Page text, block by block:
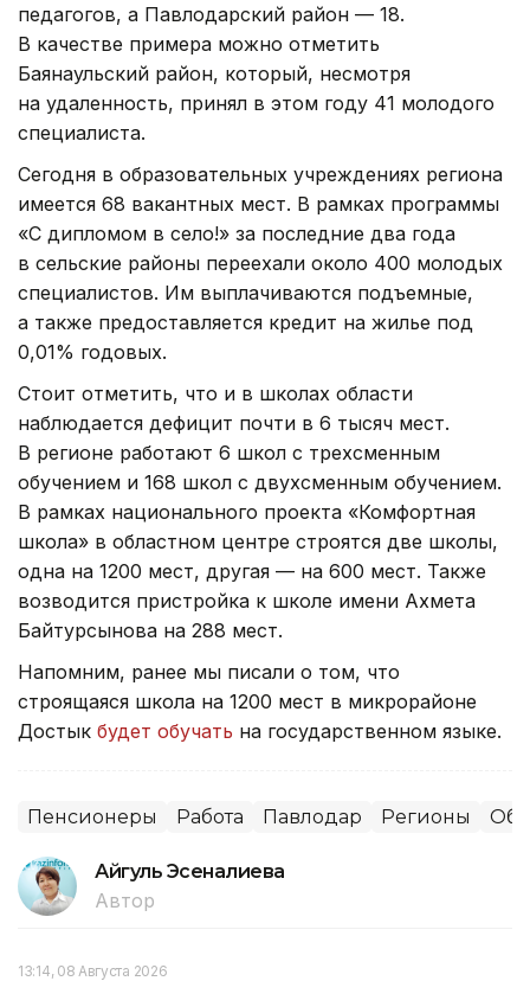
педагогов, а Павлодарский район — 18.
В качестве примера можно отметить
Баянаульский район, который, несмотря
на удаленность, принял в этом году 41 молодого
специалиста.
Сегодня в образовательных учреждениях региона
имеется 68 вакантных мест. В рамках программы
«С дипломом в село!» за последние два года
в сельские районы переехали около 400 молодых
специалистов. Им выплачиваются подъемные,
а также предоставляется кредит на жилье под
0,01% годовых.
Стоит отметить, что и в школах области
наблюдается дефицит почти в 6 тысяч мест.
В регионе работают 6 школ с трехсменным
обучением и 168 школ с двухсменным обучением.
В рамках национального проекта «Комфортная
школа» в областном центре строятся две школы,
одна на 1200 мест, другая — на 600 мест. Также
возводится пристройка к школе имени Ахмета
Байтурсынова на 288 мест.
Напомним, ранее мы писали о том, что
строящаяся школа на 1200 мест в микрорайоне
Достык будет обучать на государственном языке.
Пенсионеры Работа Павлодар Регионы
Айгуль Эсеналиева
Автор
13:14, 08 Августа 2026